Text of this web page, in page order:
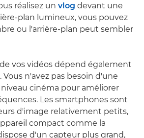
réalisez un vlog devant une
plan lumineux, vous pouvez
ou l'arrière-plan peut sembler
vos vidéos dépend également
n'avez pas besoin d'une
cinéma pour améliorer
Les smartphones sont
d'image relativement petits,
compact comme la
d'un capteur plus grand,